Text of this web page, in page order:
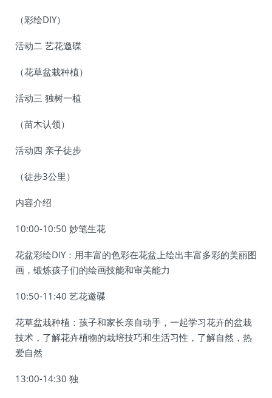
（彩绘DIY）
活动二 艺花邀碟
（花草盆栽种植）
活动三 独树一植
（苗木认领）
活动四 亲子徒步
（徒步3公里）
内容介绍
10:00-10:50 妙笔生花
花盆彩绘DIY：用丰富的色彩在花盆上绘出丰富多彩的美丽图
画，锻炼孩子们的绘画技能和审美能力
10:50-11:40 艺花邀碟
花草盆栽种植：孩子和家长亲自动手，一起学习花卉的盆栽
技术，了解花卉植物的栽培技巧和生活习性，了解自然，热
爱自然
13:00-14:30 独